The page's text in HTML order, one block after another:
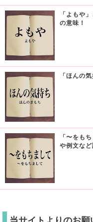
「よもや
の意味！
「ほんの
「〜をも
や例文など